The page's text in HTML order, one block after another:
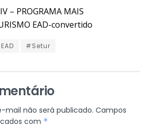
– PROGRAMA MAIS
EAD-convertido
#Setur
mail não será publicado. Campos
com *